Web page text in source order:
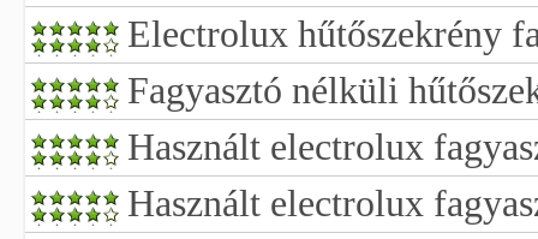
Electrolux hűtőszekrény
Fagyasztó nélküli
Használt electrolux
Használt electrolux